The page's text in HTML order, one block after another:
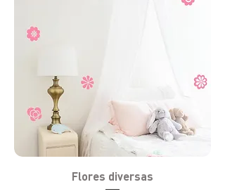
Flores diversas